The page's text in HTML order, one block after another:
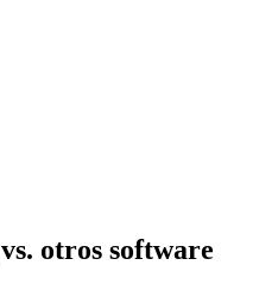
vs. otros software